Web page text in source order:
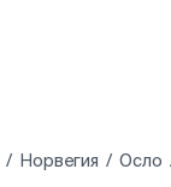
Норвегия Осло